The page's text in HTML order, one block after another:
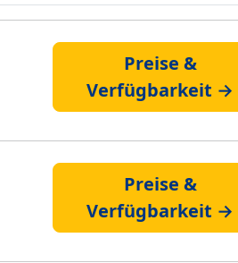
Preise &
Verfügbarkeit →
Preise &
Verfügbarkeit →